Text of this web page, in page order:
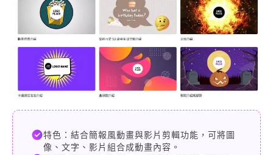
特色：結合簡報風動畫與影片剪輯功能，可將圖
像、文字、影片組合成動畫內容。